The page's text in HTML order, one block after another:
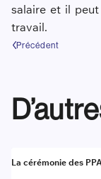
salaire et il
travail.
Précédent
Actualité
La cérémonie des